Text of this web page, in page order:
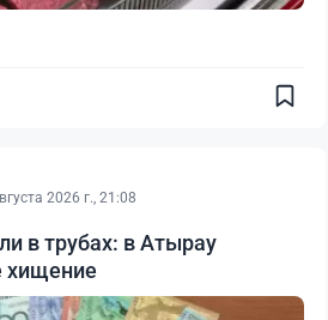
2026 г., 21:08
в трубах: в Атырау
хищение